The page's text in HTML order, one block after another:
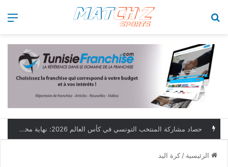
حصاد مشاركة المنتخب التونسي في كأس العالم 2026: نهاية مخيبة وطموحات مؤجلة
الرئيسية / كرة اليد